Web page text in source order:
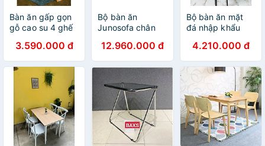
Bàn ăn gấp gọn
gỗ cao su 4 ghế
3.590.000 đ
Bộ bàn ăn
Junosofa chân
bàn đá và 4 ghế
Miso sang trọng
12.960.000 đ
Bộ bàn ăn mặt
đá nhập khẩu
đại CTL04 Juno
Sofa nhiều lựa
chọn
4.210.000 đ